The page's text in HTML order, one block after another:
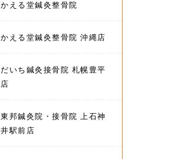
かえる堂鍼灸整骨院
かえる堂鍼灸整骨院 沖縄店
だいち鍼灸接骨院 札幌豊平
店
東邦鍼灸院・接骨院 上石神
井駅前店